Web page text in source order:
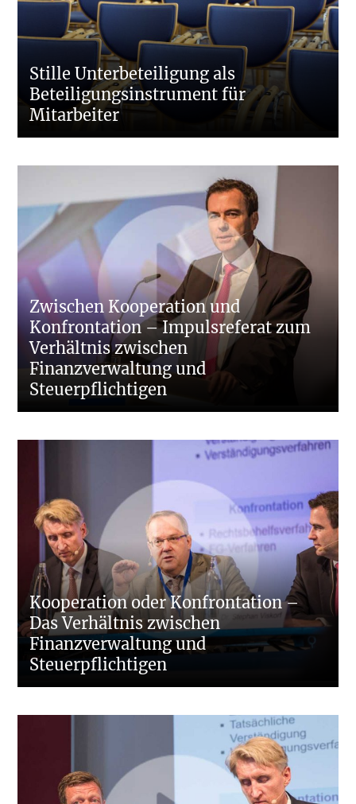
Stille Unterbeteiligung als
Beteiligungsinstrument für
Mitarbeiter
Zwischen Kooperation und
Konfrontation – Impulsreferat zum
Verhältnis zwischen
Finanzverwaltung und
Steuerpflichtigen
Kooperation oder Konfrontation –
Das Verhältnis zwischen
Finanzverwaltung und
Steuerpflichtigen